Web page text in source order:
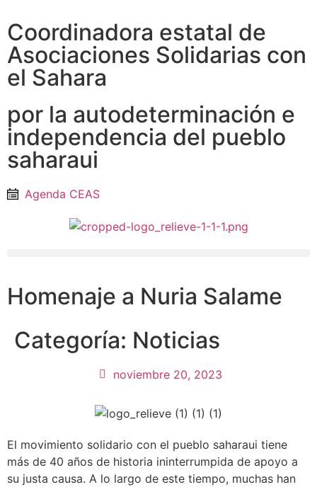
Coordinadora estatal de
Asociaciones Solidarias con
el Sahara
por la autodeterminación e
independencia del pueblo
saharaui
Agenda CEAS
Homenaje a Nuria Salame
Categoría: Noticias
noviembre 20, 2023
El movimiento solidario con el pueblo saharaui tiene
más de 40 años de historia ininterrumpida de apoyo a
su justa causa. A lo largo de este tiempo, muchas han